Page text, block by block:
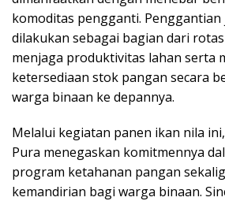
komoditas pengganti. Penggantian
dilakukan sebagai bagian dari
menjaga produktivitas lahan serta
ketersediaan stok pangan secara
warga binaan ke depannya.
Melalui kegiatan panen ikan nila
Pura menegaskan komitmennya
program ketahanan pangan
kemandirian bagi warga binaan.